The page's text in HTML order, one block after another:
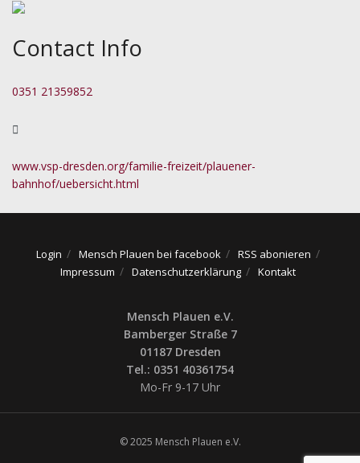
Contact Info
0351 21359852
www.vsp-dresden.org/familie-freizeit/plauener-
bahnhof/uebersicht.html
Login Mensch Plauen bei facebook
RSS abonieren
Impressum
Datenschutzerklärung Kontakt
Mensch Plauen e.V.
Bamberger Straße 7
01187 Dresden
Tel.: 0351 40361754
Mo-Fr 9-17 Uhr
© 2025 Mensch Plauen e.V.